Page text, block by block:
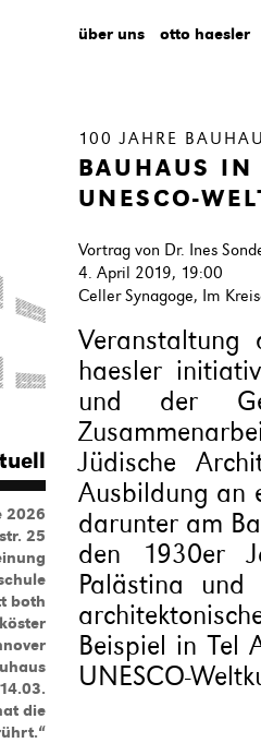
2026
25
both
die
über uns otto haesler
100 JAHRE
BAUHAUS IN
UNESCO-
Vortrag von Dr. Ines
4. April 2019, 19:00
Celler Synagoge, Im
haesler
und der
Jüdische
Ausbildung an
darunter am
den 1930er
Palästina und
Beispiel in Tel
UNESCO-